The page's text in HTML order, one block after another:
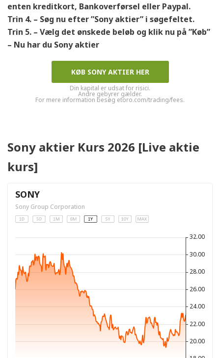
enten kreditkort, Bankoverførsel eller Paypal.
Trin 4. – Søg nu efter ”Sony aktier” i søgefeltet.
Trin 5. – Vælg det ønskede beløb og klik nu på ”Køb”
– Nu har du Sony aktier
KØB SONY AKTIER HER
Din kapital er udsat for risici.
Andre gebyrer gælder.
For mere information besøg etoro.com/trading/fees.
Sony aktier Kurs 2026 [Live aktie
kurs]